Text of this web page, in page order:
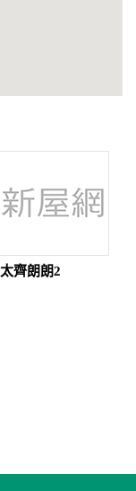
太齊朗朗2